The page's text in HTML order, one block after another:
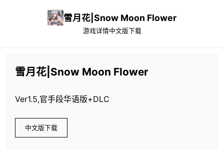
雪月花|Snow Moon Flower
游戏详情中文版下载
雪月花|Snow Moon Flower
Ver1.5,官手段华语版+DLC
中文版下载